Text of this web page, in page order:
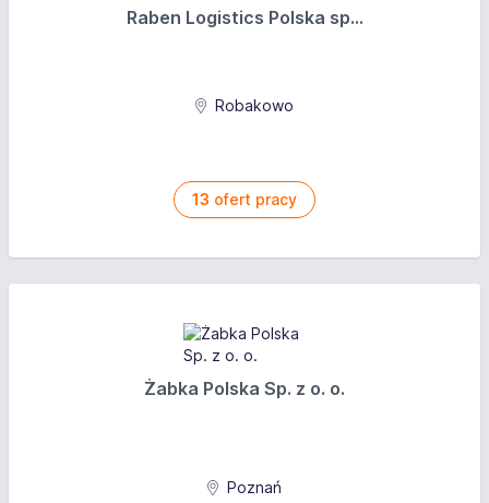
Raben Logistics Polska sp...
Robakowo
13 ofert pracy
Żabka Polska Sp. z o. o.
Poznań